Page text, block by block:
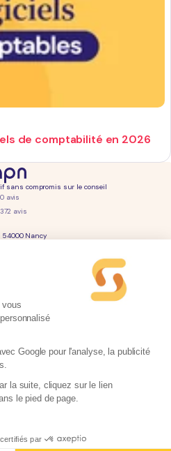
vous
Google pour l'analyse, la publicité
la suite, cliquez sur le lien
le pied de page.
par
entreprise - 0€
de comptabilité en 2026
sans compromis sur le conseil
avis
avis
54000 Nancy
éthiques
pour en savoir plus.
Webinaires